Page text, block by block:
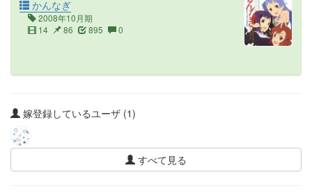
かんなぎ
2008年10月期
14
86 895 0
嫁登録しているユーザ (1)
すべて見る